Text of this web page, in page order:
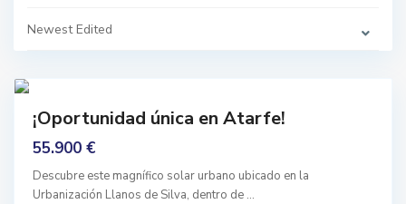
Newest Edited
t
r
¡Oportunidad única en Atarfe!
55.900 €
Descubre este magnífico solar urbano ubicado en la
Urbanización Llanos de Silva, dentro de ...